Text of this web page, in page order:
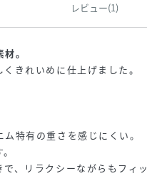
レビュー(1)
。
きれいめに仕上げました。
特有の重さを感じにくい。
、リラクシーながらもフィッ